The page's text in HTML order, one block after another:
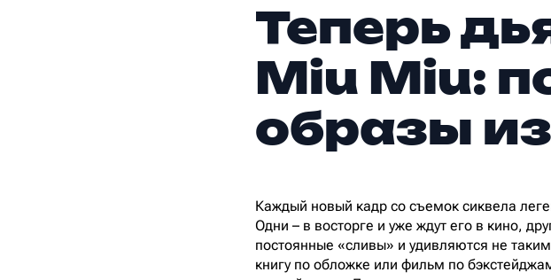
Теперь
Miu Miu:
образы
Каждый новый кадр со съемок сиквела
Одни – в восторге и уже ждут его в кино,
постоянные «сливы» и удивляются не
книгу по обложке или фильм по